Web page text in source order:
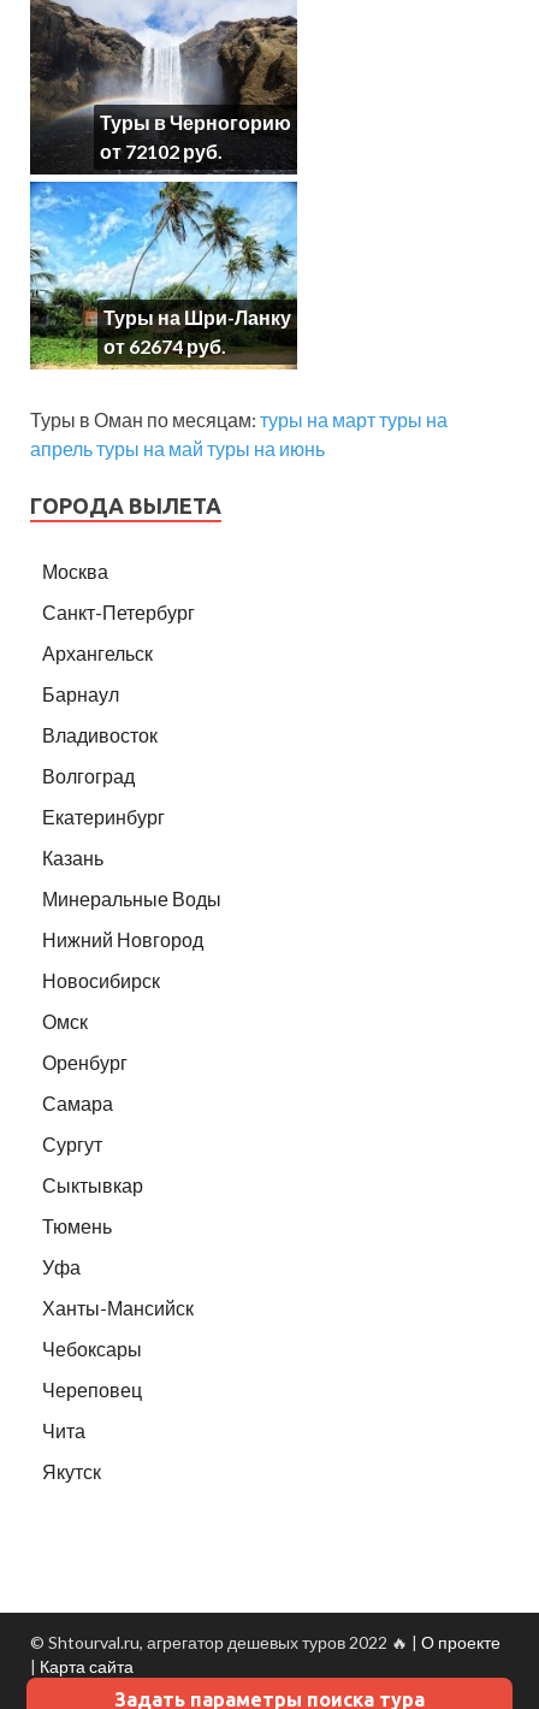
Туры в Черногорию
от 72102 руб.
Туры на Шри-Ланку
от 62674 руб.
Туры в Оман по месяцам: туры на марттуры на
апрельтуры на май туры на июнь
ГОРОДА ВЫЛЕТА
Москва
Санкт-Петербург
Архангельск
Барнаул
Владивосток
Волгоград
Екатеринбург
Казань
Минеральные Воды
Нижний Новгород
Новосибирск
Омск
Оренбург
Самара
Сургут
Сыктывкар
Тюмень
Уфа
Ханты-Мансийск
Чебоксары
Череповец
Чита
Якутск
© Shtourval.ru, агрегатор дешевых туров 2022 🔥 | О проекте
| Карта сайта
Данные о погоде- Turtella
Задать параметры поиска тура